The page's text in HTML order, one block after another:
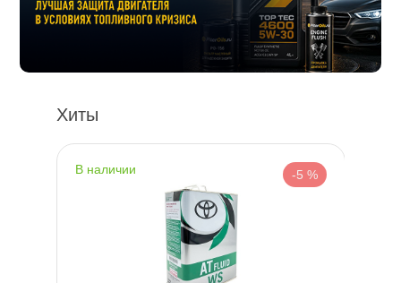
Хиты
наличии -5 %